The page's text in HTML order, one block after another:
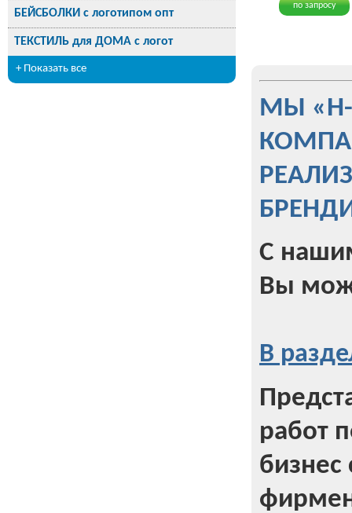
БЕЙСБОЛКИ с логотипом опт
ТЕКСТИЛЬ для ДОМА с логот
+ Показать все
по запросу
МЫ
С
Вы
В
работ
бизнес